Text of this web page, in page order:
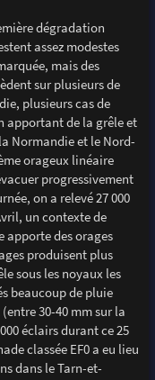
dégradation
assez modestes
mais des
sur plusieurs de
plusieurs cas de
apportant de la grêle et
Normandie et le Nord-
orageux linéaire
progressivement
on a relevé 27 000
un contexte de
apporte des orages
produisent plus
sous les noyaux les
beaucoup de pluie
30-40 mm sur la
éclairs durant ce 25
classée EF0 a eu lieu
dans le Tarn-et-